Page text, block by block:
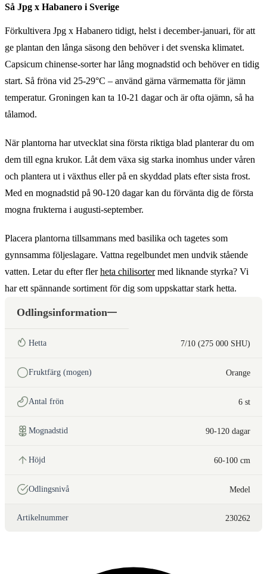
Så Jpg x Habanero i Sverige
Förkultivera Jpg x Habanero tidigt, helst i december-januari, för att
ge plantan den långa säsong den behöver i det svenska klimatet.
Capsicum chinense-sorter har lång mognadstid och behöver en tidig
start. Så fröna vid 25-29°C – använd gärna värmematta för jämn
temperatur. Groningen kan ta 10-21 dagar och är ofta ojämn, så ha
tålamod.
När plantorna har utvecklat sina första riktiga blad planterar du om
dem till egna krukor. Låt dem växa sig starka inomhus under våren
och plantera ut i växthus eller på en skyddad plats efter sista frost.
Med en mognadstid på 90-120 dagar kan du förvänta dig de första
mogna frukterna i augusti-september.
Placera plantorna tillsammans med basilika och tagetes som
gynnsamma följeslagare. Vattna regelbundet men undvik stående
vatten. Letar du efter flerheta chilisortermed liknande styrka? Vi
har ett spännande sortiment för dig som uppskattar stark hetta.
Odlingsinformation
Hetta 7/10 (275 000 SHU)
Fruktfärg (mogen) Orange
Antal frön 6 st
Mognadstid 90-120 dagar
Höjd 60-100 cm
Odlingsnivå Medel
Artikelnummer 230262